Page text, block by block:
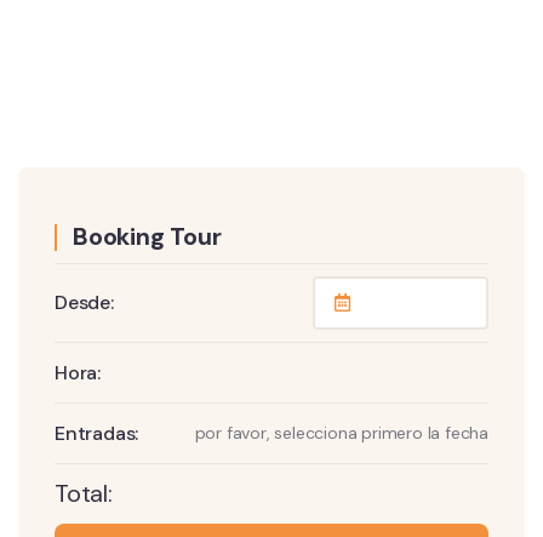
Booking Tour
Desde:
Hora:
Entradas: por favor, selecciona primero la fecha
Total: